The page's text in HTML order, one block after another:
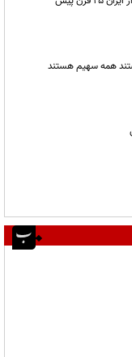
همه سهیم هستند